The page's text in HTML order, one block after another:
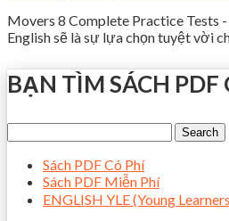
Movers 8 Complete Practice Tests
English sẽ là sự lựa chọn tuyệt vời
BẠN TÌM SÁCH PDF
Sách PDF Có Phí
Sách PDF Miễn Phí
ENGLISH YLE (Young